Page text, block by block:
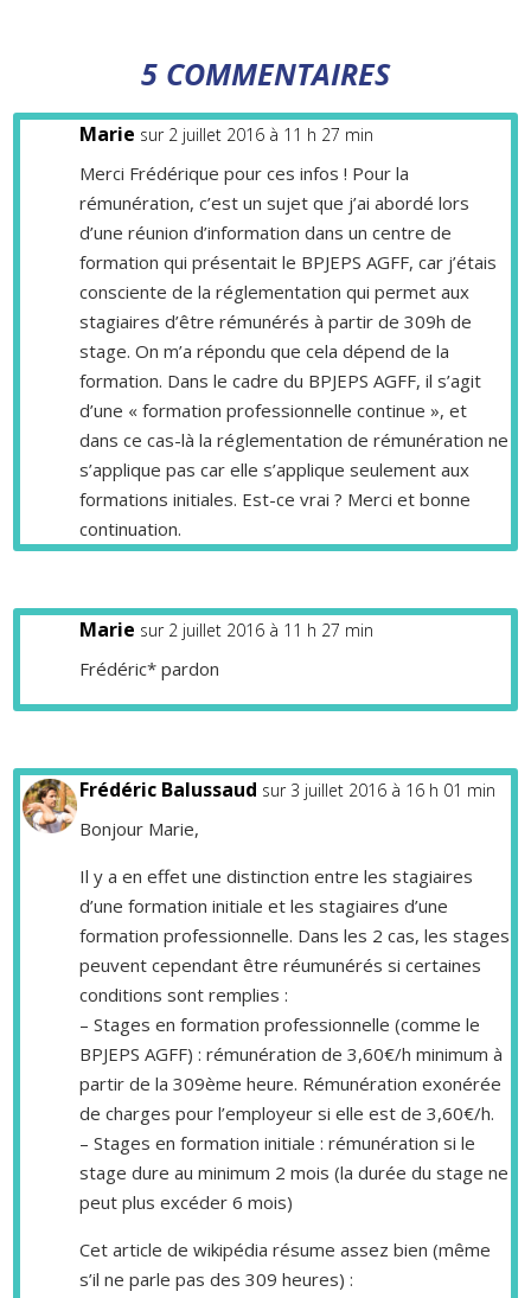
5 COMMENTAIRES
Marie sur 2 juillet 2016 à 11 h 27 min
Merci Frédérique pour ces infos ! Pour la
rémunération, c’est un sujet que j’ai abordé lors
d’une réunion d’information dans un centre de
formation qui présentait le BPJEPS AGFF, car j’étais
consciente de la réglementation qui permet aux
stagiaires d’être rémunérés à partir de 309h de
stage. On m’a répondu que cela dépend de la
formation. Dans le cadre du BPJEPS AGFF, il s’agit
d’une « formation professionnelle continue », et
dans ce cas-là la réglementation de rémunération ne
s’applique pas car elle s’applique seulement aux
formations initiales. Est-ce vrai ? Merci et bonne
continuation.
Marie sur 2 juillet 2016 à 11 h 27 min
Frédéric* pardon
Frédéric Balussaud sur 3 juillet 2016 à 16 h 01 min
Bonjour Marie,
Il y a en effet une distinction entre les stagiaires
d’une formation initiale et les stagiaires d’une
formation professionnelle. Dans les 2 cas, les stages
peuvent cependant être réumunérés si certaines
conditions sont remplies :
– Stages en formation professionnelle (comme le
BPJEPS AGFF) : rémunération de 3,60€/h minimum à
partir de la 309ème heure. Rémunération exonérée
de charges pour l’employeur si elle est de 3,60€/h.
– Stages en formation initiale : rémunération si le
stage dure au minimum 2 mois (la durée du stage ne
peut plus excéder 6 mois)
Cet article de wikipédia résume assez bien (même
s’il ne parle pas des 309 heures) :